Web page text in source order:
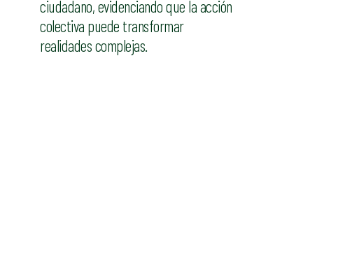
ciudadano, evidenciando que la acción
colectiva puede transformar
realidades complejas.